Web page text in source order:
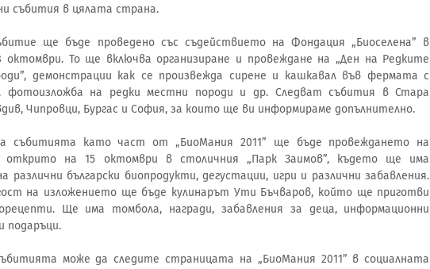
събития в цялата страна.
ще бъде проведено със съдействието на Фондация „Биоселена” в
октомври. То ще включва организиране и провеждане на „Ден на Редките
демонстрации как се произвежда сирене и кашкавал във фермата с
фотоизложба на редки местни породи и др. Следват събития в Стара
Чипровци, Бургас и София, за които ще ви информираме допълнително.
събитията като част от „БиоМания 2011” ще бъде провеждането на
открито на 15 октомври в столичния „Парк Заимов”, където ще има
различни български биопродукти, дегустации, игри и различни забавления.
на изложението ще бъде кулинарът Ути Бъчваров, който ще приготви
Ще има томбола, награди, забавления за деца, информационни
подаръци.
може да следите страницата на „БиоМания 2011” в социалната